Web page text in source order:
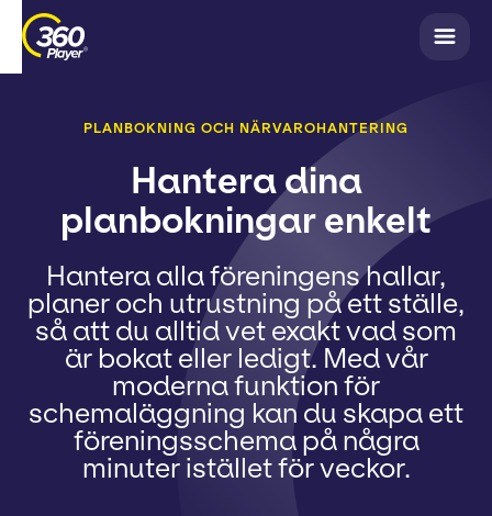
PLANBOKNING OCH NÄRVAROHANTERING
Hantera dina
planbokningar enkelt
Hantera alla föreningens hallar,
planer och utrustning på ett ställe,
så att du alltid vet exakt vad som
är bokat eller ledigt. Med vår
moderna funktion för
schemaläggning kan du skapa ett
föreningsschema på några
minuter istället för veckor.